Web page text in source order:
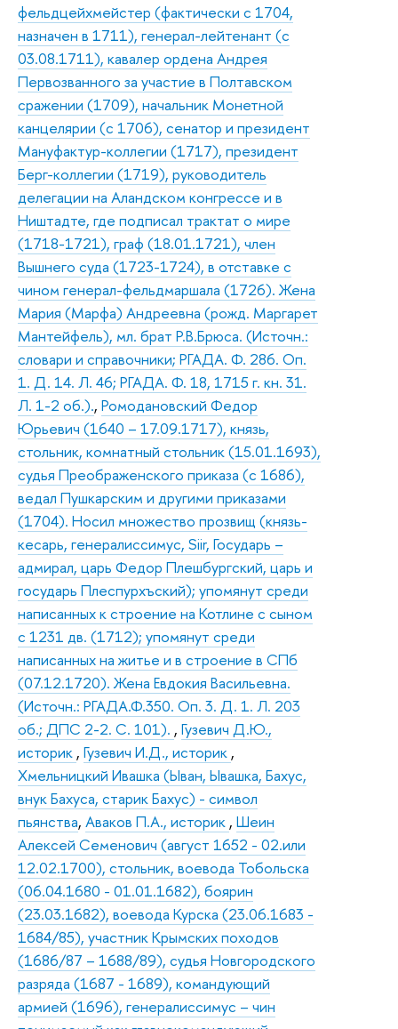
фельдцейхмейстер (фактически с 1704,
назначен в 1711), генерал-лейтенант (с
03.08.1711), кавалер ордена Андрея
Первозванного за участие в Полтавском
сражении (1709), начальник Монетной
канцелярии (с 1706), сенатор и президент
Мануфактур-коллегии (1717), президент
Берг-коллегии (1719), руководитель
делегации на Аландском конгрессе и в
Ништадте, где подписал трактат о мире
(1718-1721), граф (18.01.1721), член
Вышнего суда (1723-1724), в отставке с
чином генерал-фельдмаршала (1726). Жена
Мария (Марфа) Андреевна (рожд. Маргарет
Мантейфель), мл. брат Р.В.Брюса. (Источн.:
словари и справочники; РГАДА. Ф. 286. Оп.
1. Д. 14. Л. 46; РГАДА. Ф. 18, 1715 г. кн. 31.
Л. 1-2 об.)., Ромодановский Федор
Юрьевич (1640 – 17.09.1717), князь,
стольник, комнатный стольник (15.01.1693),
судья Преображенского приказа (с 1686),
ведал Пушкарским и другими приказами
(1704). Носил множество прозвищ (князь-
кесарь, генералиссимус, Siir, Государь –
адмирал, царь Федор Плешбургский, царь и
государь Плеспурхъский); упомянут среди
написанных к строение на Котлине с сыном
с 1231 дв. (1712); упомянут среди
написанных на житье и в строение в СПб
(07.12.1720). Жена Евдокия Васильевна.
(Источн.: РГАДА.Ф.350. Оп. 3. Д. 1. Л. 203
об.; ДПС 2-2. С. 101). , Гузевич Д.Ю.,
историк , Гузевич И.Д., историк ,
Хмельницкий Ивашка (Ыван, Ывашка, Бахус,
внук Бахуса, старик Бахус) - символ
пьянства, Аваков П.А., историк , Шеин
Алексей Семенович (август 1652 - 02.или
12.02.1700), стольник, воевода Тобольска
(06.04.1680 - 01.01.1682), боярин
(23.03.1682), воевода Курска (23.06.1683 -
1684/85), участник Крымских походов
(1686/87 – 1688/89), судья Новгородского
разряда (1687 - 1689), командующий
армией (1696), генералиссимус – чин